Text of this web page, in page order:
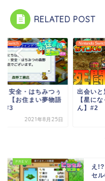
RELATED POST
Switch
・安全・はちみつぅ
？【お住まい夢物語
#3
2021年8月25日
Nintendo
出会いと
【星に
ん】#2
え
セ